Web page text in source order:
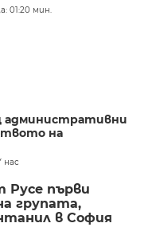
01:20 мин.
административни
на
нас
първи
групата,
в София